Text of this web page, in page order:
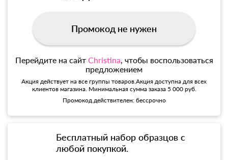
Промокод не нужен
Перейдите на сайт Christina, чтобы воспользоваться
предложением
Акция действует на все группы товаров.Акция доступна для всех
клиентов магазина. Минимальная сумма заказа 5 000 руб.
Промокод действителен: бессрочно
Бесплатный набор образцов с
любой покупкой.